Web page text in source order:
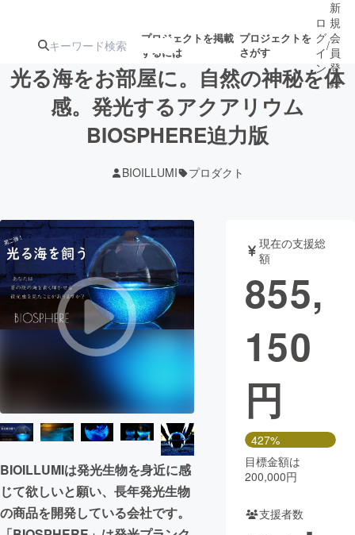
プロジェクトを掲載
するには
プロジェクトを
さがす
注目のリ 注目の新着プロ募集終了が近いプ
テクノロジー・ガジェット
映像・映画 書籍・雑誌
ビジネス・起業 チャレンジ
まちづくり・地域活性化
CAMPFIRE for Social Good CAMPFIRE Creation
CAMPFIREふるさと納税machi-ya コミュニティ
ロ
グ
イ
ン
/
新
規
会
員
登
録
光る海をお部屋に。自然の神秘を体
感。発光するアクアリウム
BIOSPHERE迫力版
BIOILLUMI プロダクト
BIOILLUMIは発光生物を身近に感
じて欲しいと願い、長年発光生物
の商品を開発している会社です。
現在の支援総
額
855,
150
円
427%
目標金額は
200,000円
支援者数